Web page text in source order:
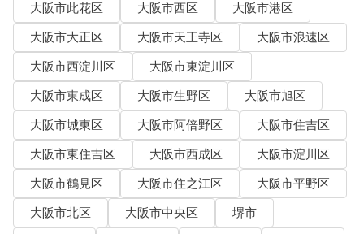
大阪市此花区
大阪市西区
大阪市港区
大阪市大正区
大阪市天王寺区
大阪市浪速区
大阪市西淀川区
大阪市東淀川区
大阪市東成区
大阪市生野区
大阪市旭区
大阪市城東区
大阪市阿倍野区
大阪市住吉区
大阪市東住吉区
大阪市西成区
大阪市淀川区
大阪市鶴見区
大阪市住之江区
大阪市平野区
大阪市北区
大阪市中央区
堺市